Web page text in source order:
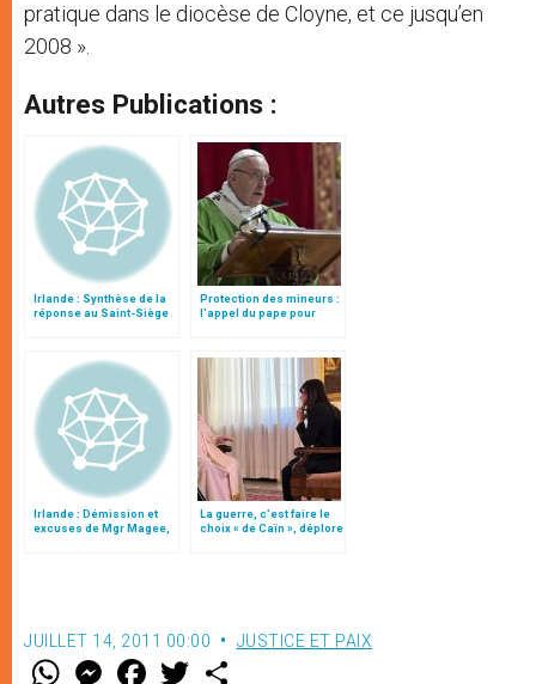
pratique dans le diocèse de Cloyne, et ce jusqu’en
2008 ».
Autres Publications :
Irlande : Synthèse de la
réponse au Saint-Siège
Protection des mineurs :
l'appel du pape pour
disparaître de la face de
Irlande : Démission et
excuses de Mgr Magee,
La guerre, c’est faire le
choix « de Caïn », déplore
JUILLET 14, 2011 00:00 JUSTICE ET PAIX
W M F